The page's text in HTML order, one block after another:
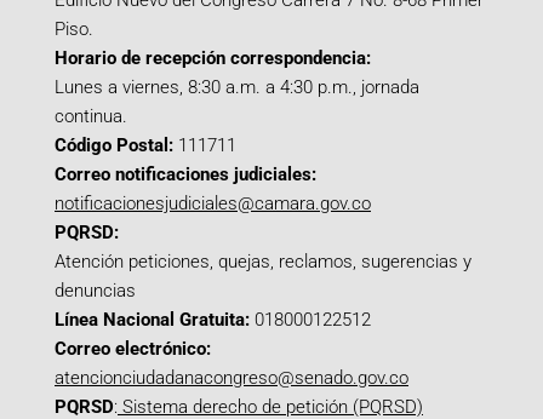
Piso.
Horario de recepción correspondencia:
Lunes a viernes, 8:30 a.m. a 4:30 p.m., jornada
continua.
Código Postal: 111711
Correo notificaciones judiciales:
notificacionesjudiciales@camara.gov.co
PQRSD:
Atención peticiones, quejas, reclamos, sugerencias y
denuncias
Línea Nacional Gratuita: 018000122512
Correo electrónico:
atencionciudadanacongreso@senado.gov.co
PQRSD: Sistema derecho de petición (PQRSD)